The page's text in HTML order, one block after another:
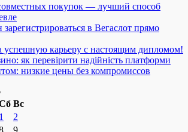
покупок — лучший способ
в Вегаслот прямо
карьеру с настоящим дипломом!
як перевірити надійність платформи
низкие цены без компромиссов
Вс
1
2
9